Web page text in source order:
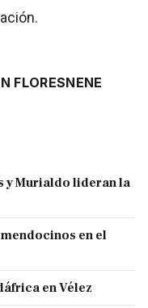
FLORESNENE
y Murialdo lideran la
en el
en Vélez